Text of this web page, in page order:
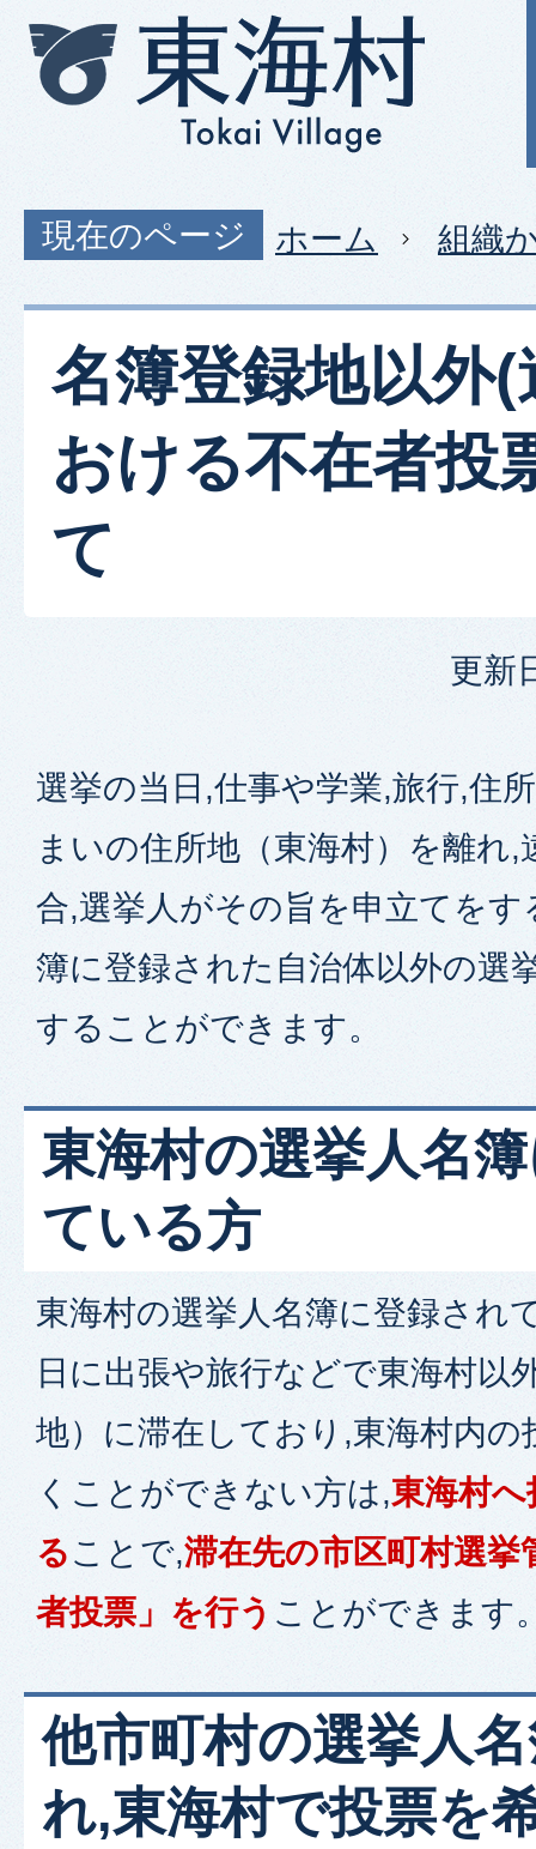
現在のページ ホーム 組織
名簿登録地以外
おける不在者投
て
更新
選挙の当日,仕事や学業,旅行,住
まいの住所地（東海村）を離れ
合,選挙人がその旨を申立てを
簿に登録された自治体以外の選
することができます。
東海村の選挙人名
ている方
東海村の選挙人名簿に登録され
日に出張や旅行などで東海村以
地）に滞在しており,東海村内の
くことができない方は,東海村
ることで,滞在先の市区町村選挙
者投票」を行う ことができます
他市町村の選挙人
れ,東海村で投票を